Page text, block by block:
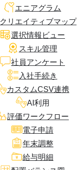
エニアグラム
クリエイティブマップ
選択情報ビュー
スキル管理
社員アンケート
入社手続き
カスタムCSV連携
AI利用
評価ワークフロー
電子申請
年末調整
給与明細